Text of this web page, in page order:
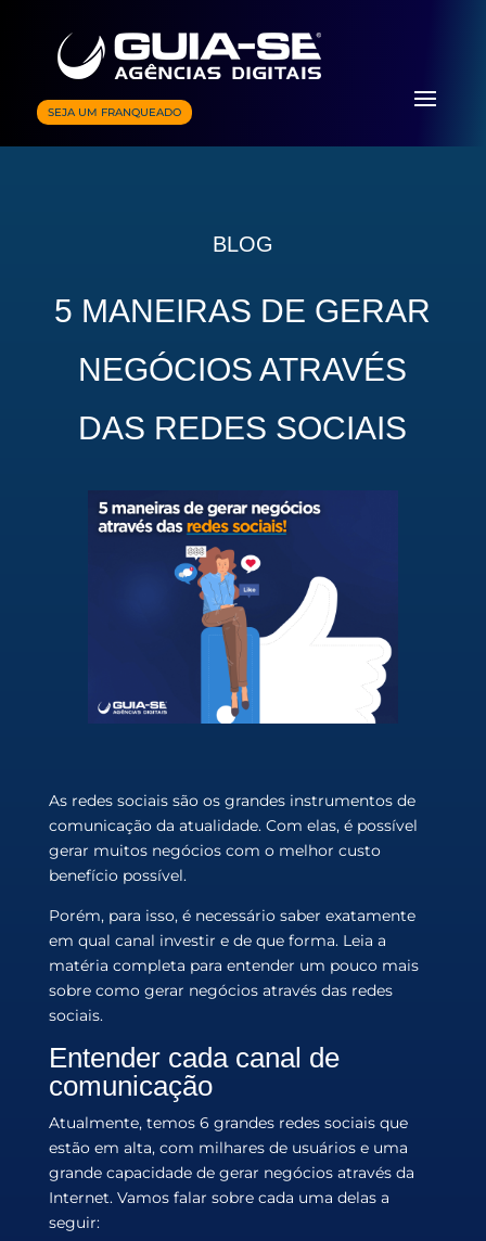
SEJA UM FRANQUEADO
BLOG
5 MANEIRAS DE GERAR
NEGÓCIOS ATRAVÉS
DAS REDES SOCIAIS
As redes sociais são os grandes instrumentos de
comunicação da atualidade. Com elas, é possível
gerar muitos negócios com o melhor custo
benefício possível.
Porém, para isso, é necessário saber exatamente
em qual canal investir e de que forma. Leia a
matéria completa para entender um pouco mais
sobre como gerar negócios através das redes
sociais.
Entender cada canal de
comunicação
Atualmente, temos 6 grandes redes sociais que
estão em alta, com milhares de usuários e uma
grande capacidade de gerar negócios através da
Internet. Vamos falar sobre cada uma delas a
seguir: